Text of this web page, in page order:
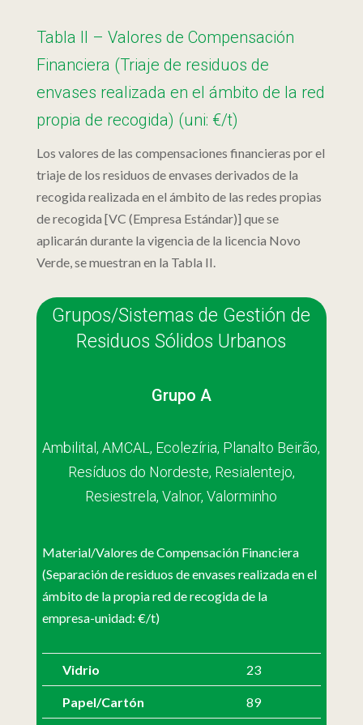
Tabla II – Valores de Compensación
Financiera (Triaje de residuos de
envases realizada en el ámbito de la red
propia de recogida) (uni: €/t)
Los valores de las compensaciones financieras por el
triaje de los residuos de envases derivados de la
recogida realizada en el ámbito de las redes propias
de recogida [VC (Empresa Estándar)] que se
aplicarán durante la vigencia de la licencia Novo
Verde, se muestran en la Tabla II.
Grupos/Sistemas de Gestión de
Residuos Sólidos Urbanos
Grupo A
Ambilital, AMCAL, Ecolezíria, Planalto Beirão,
Resíduos do Nordeste, Resialentejo,
Resiestrela, Valnor, Valorminho
Material/Valores de Compensación Financiera
(Separación de residuos de envases realizada en el
ámbito de la propia red de recogida de la
empresa-unidad: €/t)
Vidrio 23
Papel/Cartón 89